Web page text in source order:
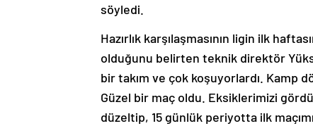
söyledi.
Hazırlık karşılaşmasının ligin ilk
olduğunu belirten teknik direktör
bir takım ve çok koşuyorlardı. Kamp
Güzel bir maç oldu. Eksiklerimizi
düzeltip, 15 günlük periyotta ilk